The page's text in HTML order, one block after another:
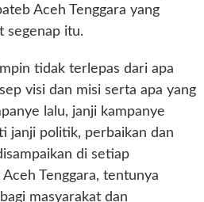
Aceh Tenggara yang
segenap itu.
tidak terlepas dari apa
visi dan misi serta apa yang
lalu, janji kampanye
janji politik, perbaikan dan
di setiap
Tenggara, tentunya
masyarakat dan